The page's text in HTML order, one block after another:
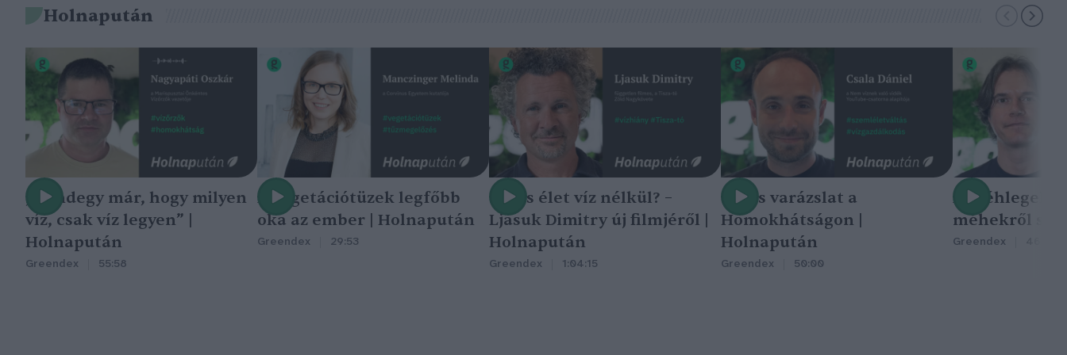
Holnapután
„Mindegy már, hogy milyen
víz, csak víz legyen” |
Holnapután
Greendex 55:58
A vegetációtüzek legfőbb
oka az ember | Holnapután
Greendex 29:53
Nincs élet víz nélkül? –
Ljasuk Dimitry új filmjéről |
Holnapután
Greendex 1:04:15
Nincs varázslat a
Homokhátságon |
Holnapután
Greendex 50:00
A méhlegelő
méhekről
Greendex